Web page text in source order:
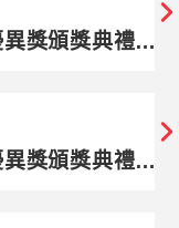
獎頒獎典禮暨
獎頒獎典禮暨